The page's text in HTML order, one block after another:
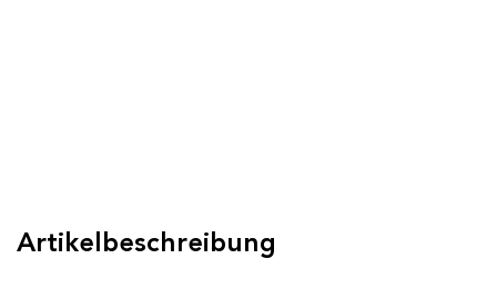
Artikelbeschreibung